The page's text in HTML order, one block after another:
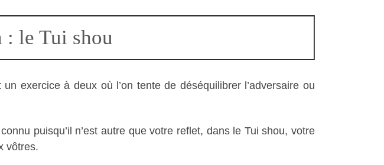
: le Tui shou
exercice à deux où l’on tente de déséquilibrer l’adversaire ou
puisqu’il n’est autre que votre reflet, dans le Tui shou, votre
vôtres.